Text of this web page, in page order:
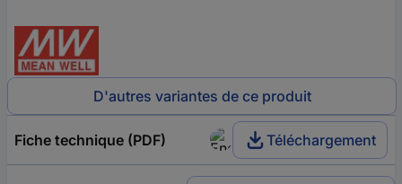
D'autres variantes de ce produit
Fiche technique (PDF) Téléchargement